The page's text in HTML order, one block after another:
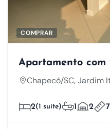
COMPRAR
Apartamento com
Chapecó/SC, Jardim
2(1 suíte) 1 2